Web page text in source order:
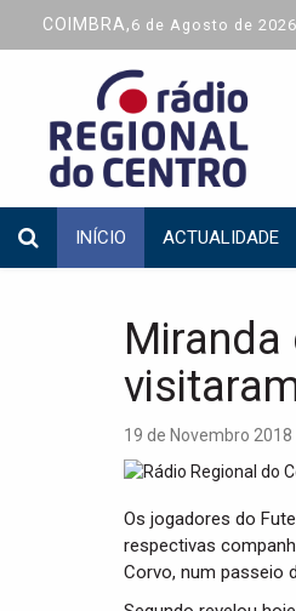
COIMBRA, 6 de Agosto de 2026
INÍCIO ACTUALIDADE
Miranda
19 de Novembro 2018
Os jogadores do
respectivas
Corvo, num passeio